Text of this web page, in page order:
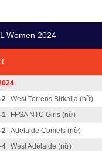
Women 2024
2
West Torrens Birkalla (nữ)
1
FFSA NTC Girls (nữ)
2
Adelaide Comets (nữ)
4
West Adelaide (nữ)